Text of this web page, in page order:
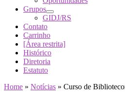
Grupos
GIDJ/RS
Contato
Carrinho
[Área restrita]
Histórico
Diretoria
Estatuto
Home » Notícias » Curso de